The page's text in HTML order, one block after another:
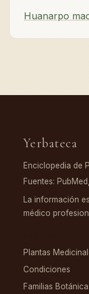
Huanarpo
Yerbateca
Enciclopedia de
Fuentes:
La información
médico
Plantas
Condiciones
Familias